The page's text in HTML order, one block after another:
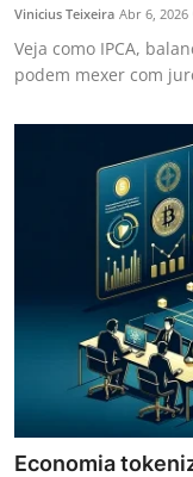
Vinicius Teixeira Abr 6, 2026
Veja como IPCA,
podem mexer com
Economia